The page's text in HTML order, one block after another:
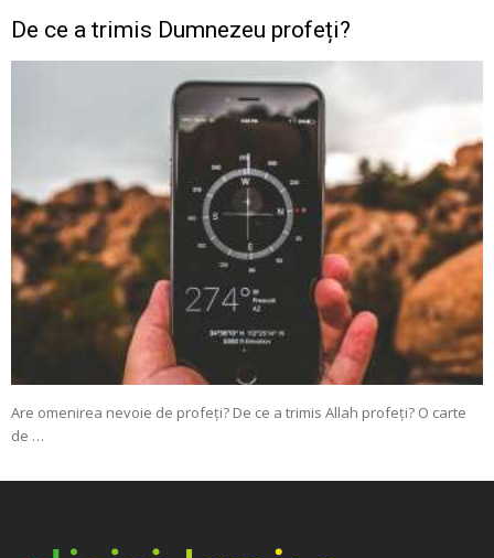
De ce a trimis Dumnezeu profeți?
Are omenirea nevoie de profeți? De ce a trimis Allah profeți? O carte
de …